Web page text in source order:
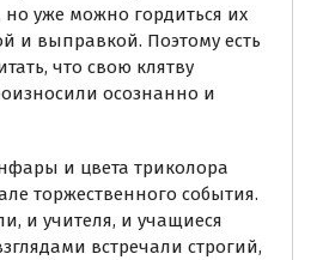
но уже можно гордиться их
и выправкой. Поэтому есть
что свою клятву
осознанно и
и цвета триколора
торжественного события.
и учителя, и учащиеся
встречали строгий,